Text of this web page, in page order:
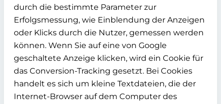
durch die bestimmte Parameter zur
Erfolgsmessung, wie Einblendung der Anzeigen
oder Klicks durch die Nutzer, gemessen werden
können. Wenn Sie auf eine von Google
geschaltete Anzeige klicken, wird ein Cookie für
das Conversion-Tracking gesetzt. Bei Cookies
handelt es sich um kleine Textdateien, die der
Internet-Browser auf dem Computer des